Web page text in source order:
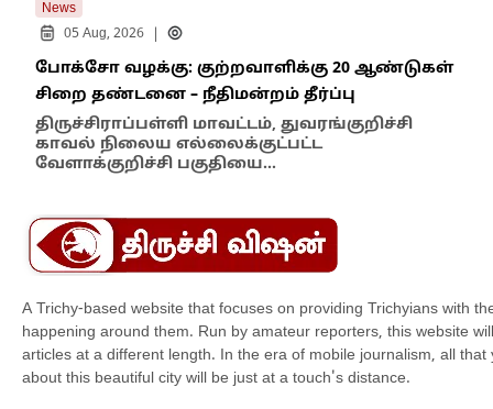
News
05 Aug, 2026
போக்சோ வழக்கு: குற்றவாளிக்கு 20 ஆண்டுகள்
சிறை தண்டனை – நீதிமன்றம் தீர்ப்பு
திருச்சிராப்பள்ளி மாவட்டம், துவரங்குறிச்சி
காவல் நிலைய எல்லைக்குட்பட்ட
வேளாக்குறிச்சி பகுதியை…
A Trichy-based website that focuses on providing Trichyians with
happening around them. Run by amateur reporters, this website
articles at a different length. In the era of mobile journalism, all that
about this beautiful city will be just at a touch's distance.